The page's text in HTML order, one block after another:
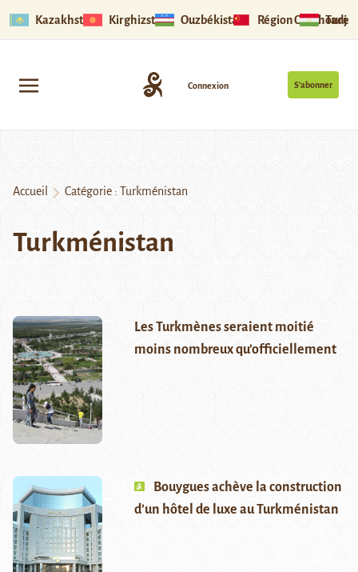
Kazakhstan Kirghizstan Ouzbékistan Région Ouïghoure
S’abonner
Connexion
Accueil Catégorie : Turkménistan
Turkménistan
Les Turkmènes seraient moitié
moins nombreux qu’officiellement
Bouygues achève la construction
d’un hôtel de luxe au Turkménistan